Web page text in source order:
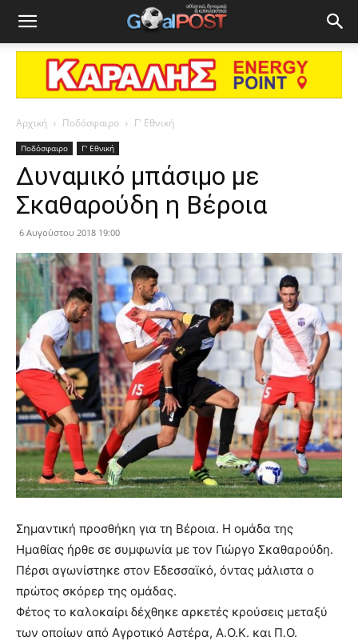
Αρχική Ποδόσφαιρο Γ' Εθνική
Ποδόσφαιρο Γ' Εθνική
Δυναμικό μπάσιμο με
Σκαθαρούδη η Βέροια
6 Αυγούστου 2018 19:00
Σημαντική προσθήκη για τη Βέροια. Η ομάδα της
Ημαθίας ήρθε σε συμφωνία με τον Γιώργο Σκαθαρούδη.
Πέρσι αγωνίστηκε στον Εδεσσαϊκό, όντας μάλιστα ο
πρώτος σκόρερ της ομάδας.
Φέτος το καλοκαίρι δέχθηκε αρκετές κρούσεις μεταξύ
των οποίων από Αγροτικό Αστέρα, Α.Ο.Κ. και Π.Ο.